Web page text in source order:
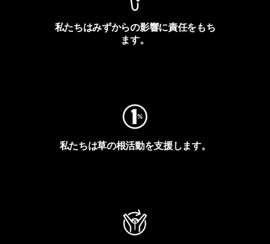
私たちはみずからの影響に責任をもち
ます。
私たちは草の根活動を支援します。